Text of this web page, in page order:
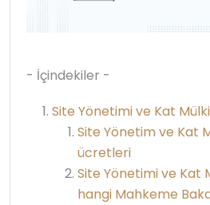
- İçindekiler -
Site Yönetimi ve Kat
Site Yönetim ve Kat
ücretleri
Site Yönetimi ve Kat
hangi Mahkeme